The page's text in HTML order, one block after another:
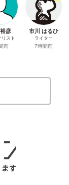
彦
リスト
前
市川 はるひ
ライター
7時間前